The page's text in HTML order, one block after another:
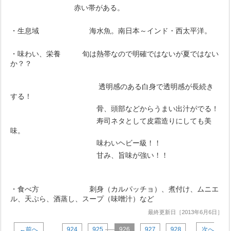
赤い帯がある。
・生息域 海水魚。南日本～インド・西太平洋。
・味わい、栄養 旬は熱帯なので明確ではないが夏ではない
か？？
透明感のある白身で透明感が長続き
する！
骨、頭部などからうまい出汁がでる！
寿司ネタとして皮霜造りにしても美
味。
味わいヘビー級！！
甘み、旨味が強い！！
・食べ方 刺身（カルパッチョ）、煮付け、ムニエ
ル、天ぷら、酒蒸し、スープ（味噌汁）など
最終更新日［2013年6月6日］
←前へ 924 925 926 927 928
次へ